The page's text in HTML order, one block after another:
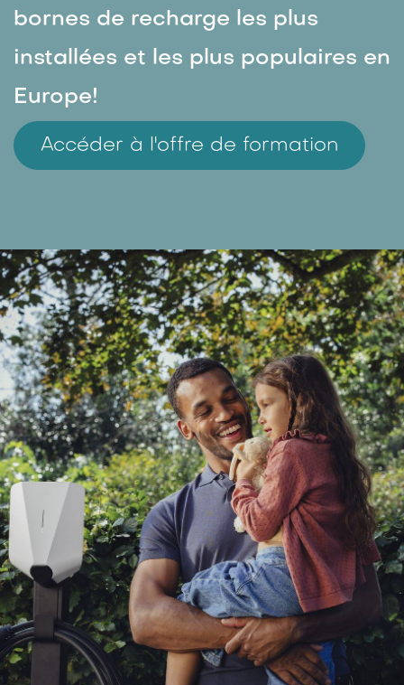
bornes de recharge les plus
installées et les plus populaires en
Europe!
Accéder à l'offre de formation